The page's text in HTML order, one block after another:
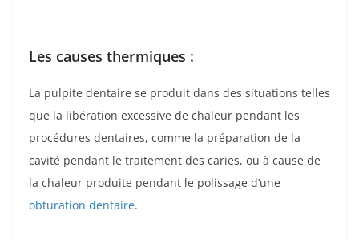
Les causes thermiques :
La pulpite dentaire se produit dans des situations telles
que la libération excessive de chaleur pendant les
procédures dentaires, comme la préparation de la
cavité pendant le traitement des caries, ou à cause de
la chaleur produite pendant le polissage d’une
obturation dentaire.